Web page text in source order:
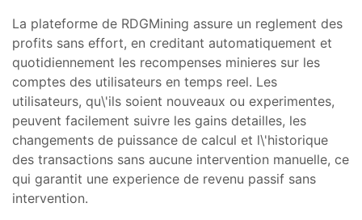
La plateforme de RDGMining assure un reglement des
profits sans effort, en creditant automatiquement et
quotidiennement les recompenses minieres sur les
comptes des utilisateurs en temps reel. Les
utilisateurs, qu\'ils soient nouveaux ou experimentes,
peuvent facilement suivre les gains detailles, les
changements de puissance de calcul et l\'historique
des transactions sans aucune intervention manuelle, ce
qui garantit une experience de revenu passif sans
intervention.